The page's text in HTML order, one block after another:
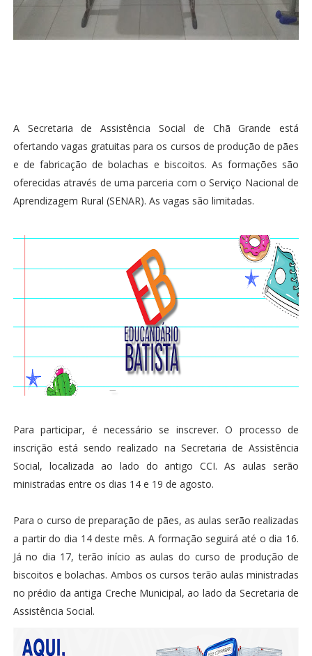
A Secretaria de Assistência Social de Chã Grande está
ofertando vagas gratuitas para os cursos de produção de pães
e de fabricação de bolachas e biscoitos. As formações são
oferecidas através de uma parceria com o Serviço Nacional de
Aprendizagem Rural (SENAR). As vagas são limitadas.
Para participar, é necessário se inscrever. O processo de
inscrição está sendo realizado na Secretaria de Assistência
Social, localizada ao lado do antigo CCI. As aulas serão
ministradas entre os dias 14 e 19 de agosto.
Para o curso de preparação de pães, as aulas serão realizadas
a partir do dia 14 deste mês. A formação seguirá até o dia 16.
Já no dia 17, terão início as aulas do curso de produção de
biscoitos e bolachas. Ambos os cursos terão aulas ministradas
no prédio da antiga Creche Municipal, ao lado da Secretaria de
Assistência Social.